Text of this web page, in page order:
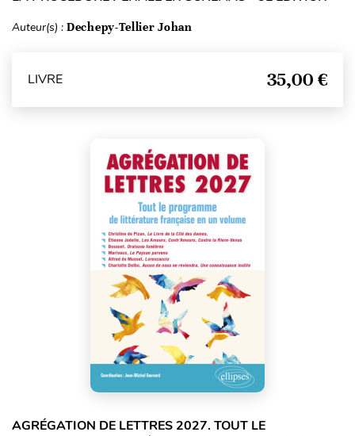
Auteur(s) : Dechepy-Tellier Johan
LIVRE 35,00 €
AGRÉGATION DE LETTRES 2027. TOUT LE